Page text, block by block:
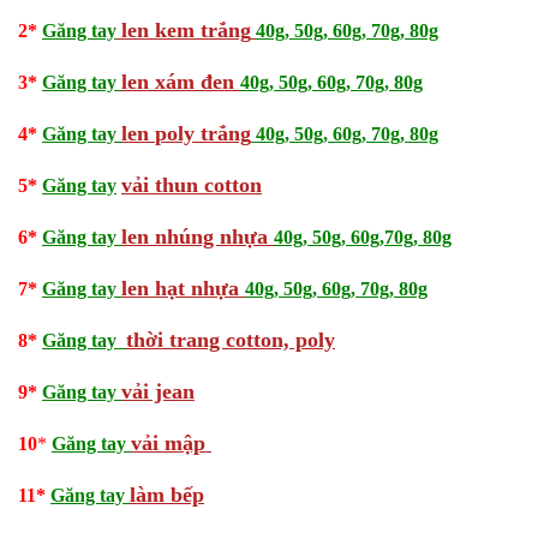
2* Găng tay len kem trắng 40g, 50g, 60g, 70g, 80g
3* Găng tay len xám đen 40g, 50g, 60g, 70g, 80g
4* Găng tay len poly trắng 40g, 50g, 60g, 70g, 80g
5* Găng tay vải thun cotton
6* Găng tay len nhúng nhựa 40g, 50g, 60g,70g, 80g
7* Găng tay len hạt nhựa 40g, 50g, 60g, 70g, 80g
8* Găng tay thời trang cotton, poly
9* Găng tay vải jean
10* Găng tay vải mập
11* Găng tay làm bếp